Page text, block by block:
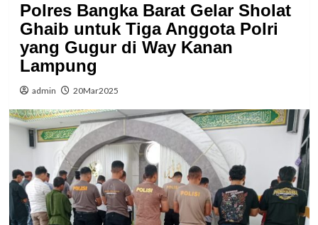
Polres Bangka Barat Gelar Sholat
Ghaib untuk Tiga Anggota Polri
yang Gugur di Way Kanan
Lampung
admin 20Mar2025